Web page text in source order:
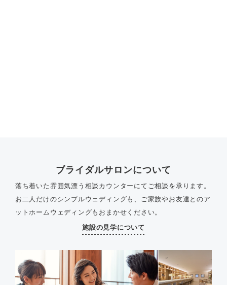
ブライダルサロンについて
落ち着いた雰囲気漂う相談カウンターにてご相談を承ります。
お二人だけのシンプルウェディングも、ご家族やお友達とのア
ットホームウェディングもおまかせください。
施設の見学について